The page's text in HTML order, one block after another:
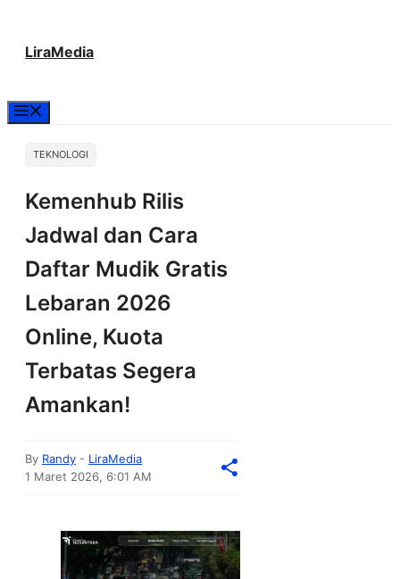
LiraMedia
TEKNOLOGI
Kemenhub Rilis
Jadwal dan Cara
Daftar Mudik Gratis
Lebaran 2026
Online, Kuota
Terbatas Segera
Amankan!
By Randy - LiraMedia
1 Maret 2026, 6:01 AM